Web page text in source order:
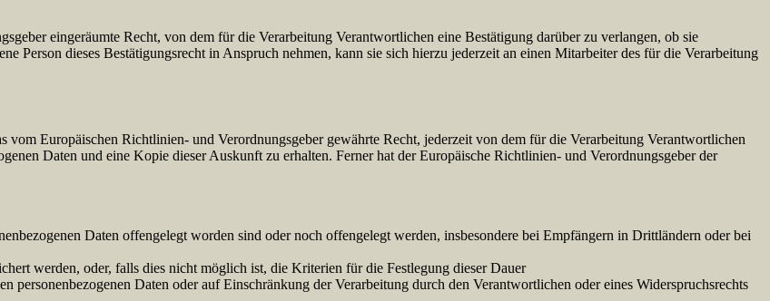
eingeräumte Recht, von dem für die Verarbeitung Verantwortlichen eine Bestätigung darüber zu verlangen, ob sie
Person dieses Bestätigungsrecht in Anspruch nehmen, kann sie sich hierzu jederzeit an einen Mitarbeiter des für die Verarbeitung
vom Europäischen Richtlinien- und Verordnungsgeber gewährte Recht, jederzeit von dem für die Verarbeitung Verantwortlichen
Daten und eine Kopie dieser Auskunft zu erhalten. Ferner hat der Europäische Richtlinien- und Verordnungsgeber der
Daten offengelegt worden sind oder noch offengelegt werden, insbesondere bei Empfängern in Drittländern oder bei
werden, oder, falls dies nicht möglich ist, die Kriterien für die Festlegung dieser Dauer
personenbezogenen Daten oder auf Einschränkung der Verarbeitung durch den Verantwortlichen oder eines Widerspruchsrechts